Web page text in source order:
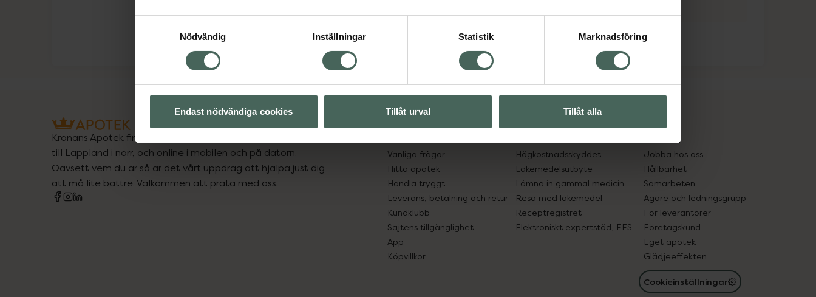
Nödvändig
Inställningar Statistik Marknadsföring
Endast nödvändiga cookies Tillåt urval Tillåt alla
Kronans Apotek finns här för dig. Du hittar oss från Skåne i syd
till Lappland i norr, och online i mobilen och på datorn.
Oavsett vem du är så är det vårt uppdrag att hjälpa just dig
att må lite bättre. Välkommen att prata med oss.
Vanliga frågor
Hitta apotek
Handla tryggt
Leverans, betalning och retur
Kundklubb
Sajtens tillgänglighet
App
Köpvillkor
Högkostnadsskyddet
Läkemedelsutbyte
Lämna in gammal medicin
Resa med läkemedel
Receptregistret
Elektroniskt expertstöd, EES
Om oss
Pressrum
Jobba hos oss
Hållbarhet
Samarbeten
Ägare och ledningsgrupp
För leverantörer
Företagskund
Eget apotek
Glädjeeffekten
Cookieinställningar